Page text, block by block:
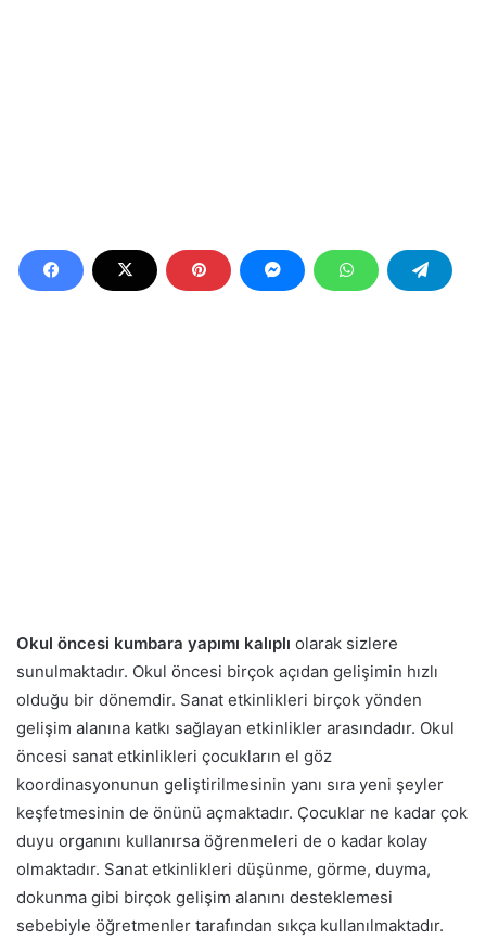
Okul öncesi kumbara yapımı kalıplı olarak sizlere
sunulmaktadır. Okul öncesi birçok açıdan gelişimin hızlı
olduğu bir dönemdir. Sanat etkinlikleri birçok yönden
gelişim alanına katkı sağlayan etkinlikler arasındadır. Okul
öncesi sanat etkinlikleri çocukların el göz
koordinasyonunun geliştirilmesinin yanı sıra yeni şeyler
keşfetmesinin de önünü açmaktadır. Çocuklar ne kadar çok
duyu organını kullanırsa öğrenmeleri de o kadar kolay
olmaktadır. Sanat etkinlikleri düşünme, görme, duyma,
dokunma gibi birçok gelişim alanını desteklemesi
sebebiyle öğretmenler tarafından sıkça kullanılmaktadır.